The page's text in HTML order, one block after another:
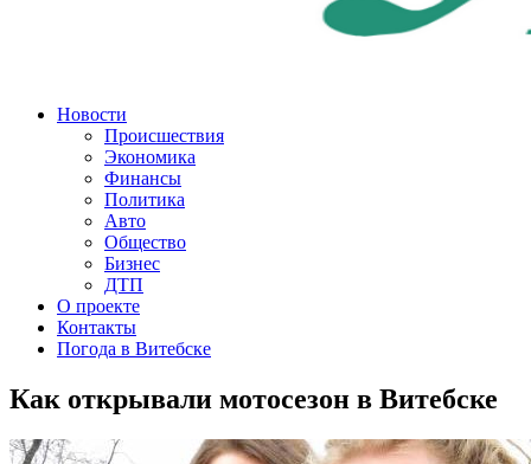
Новости
Происшествия
Экономика
Финансы
Политика
Авто
Общество
Бизнес
ДТП
О проекте
Контакты
Погода в Витебске
Как открывали мотосезон в Витебске